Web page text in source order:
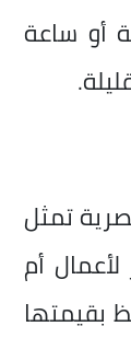
أو ساعة
تمثل
أم
بقيمتها